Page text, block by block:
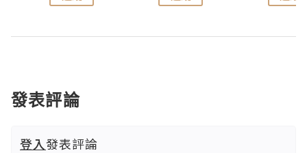
發表評論
登入發表評論